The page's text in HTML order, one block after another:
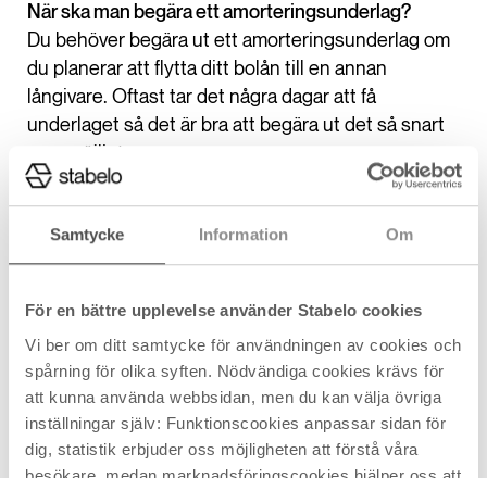
Samtycke Information Om
För en bättre upplevelse använder Stabelo cookies
Vi ber om ditt samtycke för användningen av cookies och
spårning för olika syften. Nödvändiga cookies krävs för
att kunna använda webbsidan, men du kan välja övriga
inställningar själv: Funktionscookies anpassar sidan för
dig, statistik erbjuder oss möjligheten att förstå våra
När ska man begära ett amorteringsunderlag?
Du behöver begära ut ett amorteringsunderlag om
du planerar att flytta ditt bolån till en annan
långivare. Oftast tar det några dagar att få
underlaget så det är bra att begära ut det så snart
som möjligt.
Vad kostar ett amorteringsunderlag?
Det kostar aldrig någonting att begära ut ett
amorteringsunderlag.
Vad är skillnaden mellan ett amorteringsunderlag
och en amorteringsplan?
En amorteringsplan visar hur mycket du ska
amortera varje månad och bör ha fått din
amorteringsplan när du tog ditt lån. Ett
amorteringsunderlag däremot är ett dokument som